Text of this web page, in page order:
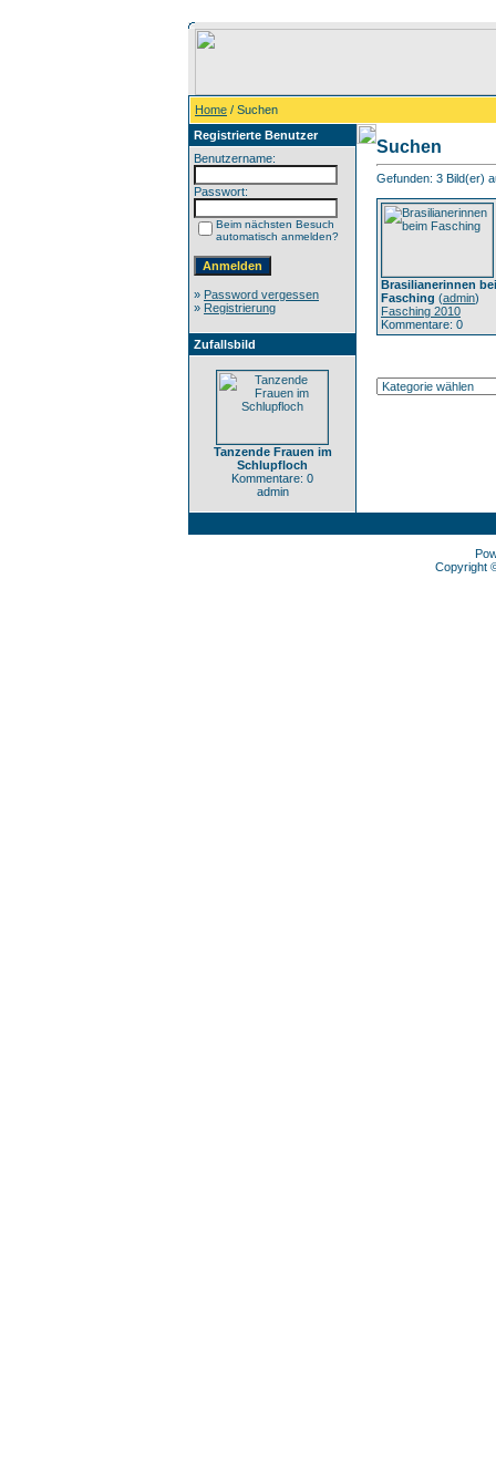
Home / Suchen
Registrierte Benutzer
Benutzername:
Passwort:
Beim nächsten Besuch
automatisch anmelden?
» Password vergessen
» Registrierung
Zufallsbild
Tanzende Frauen im
Schlupfloch
Kommentare: 0
admin
Suchen
Gefunden: 3 Bild(er)
Brasilianerinnen
Fasching (admin)
Fasching 2010
Kommentare: 0
Copyright